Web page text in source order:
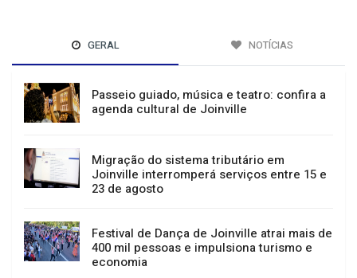
GERAL NOTÍCIAS
Passeio guiado, música e teatro: confira a
agenda cultural de Joinville
Migração do sistema tributário em
Joinville interromperá serviços entre 15 e
23 de agosto